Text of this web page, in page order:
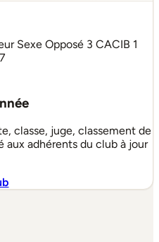
Sexe Opposé 3 CACIB 1
classe, juge, classement de
aux adhérents du club à jour